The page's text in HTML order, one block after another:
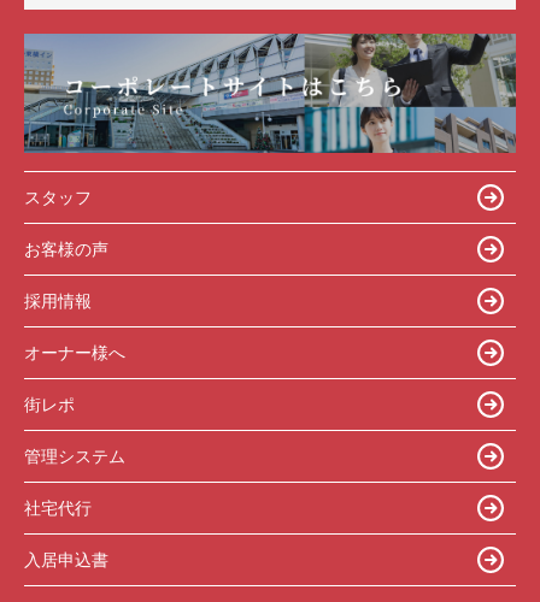
スタッフ
お客様の声
採用情報
オーナー様へ
街レポ
管理システム
社宅代行
入居申込書